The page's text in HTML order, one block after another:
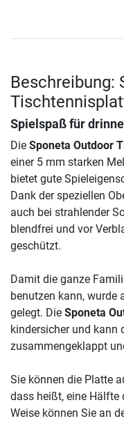
Beschreibung:
Spielspaß für
Die Sponeta Outdoor
einer 5 mm starken
bietet gute
Dank der speziellen
auch bei strahlender
blendfrei und vor
geschützt.
Damit die ganze
benutzen kann, wurde
gelegt. Die Sponeta
kindersicher und kann
zusammengeklappt
Sie können die Platte
dass heißt, eine Hälfte
Weise können Sie an